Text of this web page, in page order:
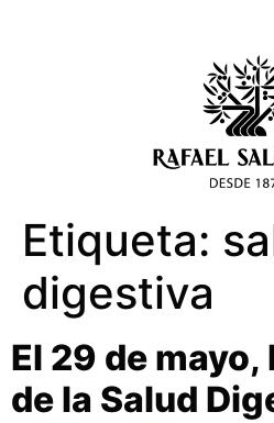
Etiqueta:
digestiva
El 29 de
de la Salud